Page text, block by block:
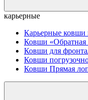
карьерные
Карьерные ковши
Ковши «Обратная
Ковши для
Ковши
Ковши Прямая